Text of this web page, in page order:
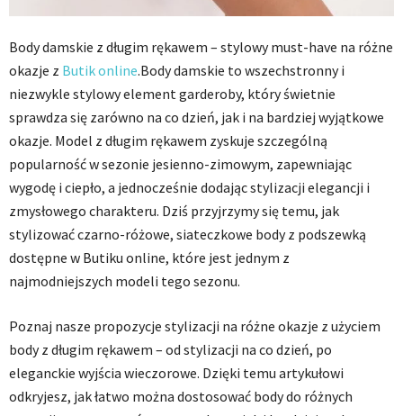
Body damskie z długim rękawem – stylowy must-have na różne
okazje z Butik online.Body damskie to wszechstronny i
niezwykle stylowy element garderoby, który świetnie
sprawdza się zarówno na co dzień, jak i na bardziej wyjątkowe
okazje. Model z długim rękawem zyskuje szczególną
popularność w sezonie jesienno-zimowym, zapewniając
wygodę i ciepło, a jednocześnie dodając stylizacji elegancji i
zmysłowego charakteru. Dziś przyjrzymy się temu, jak
stylizować czarno-różowe, siateczkowe body z podszewką
dostępne w Butiku online, które jest jednym z
najmodniejszych modeli tego sezonu.
Poznaj nasze propozycje stylizacji na różne okazje z użyciem
body z długim rękawem – od stylizacji na co dzień, po
eleganckie wyjścia wieczorowe. Dzięki temu artykułowi
odkryjesz, jak łatwo można dostosować body do różnych